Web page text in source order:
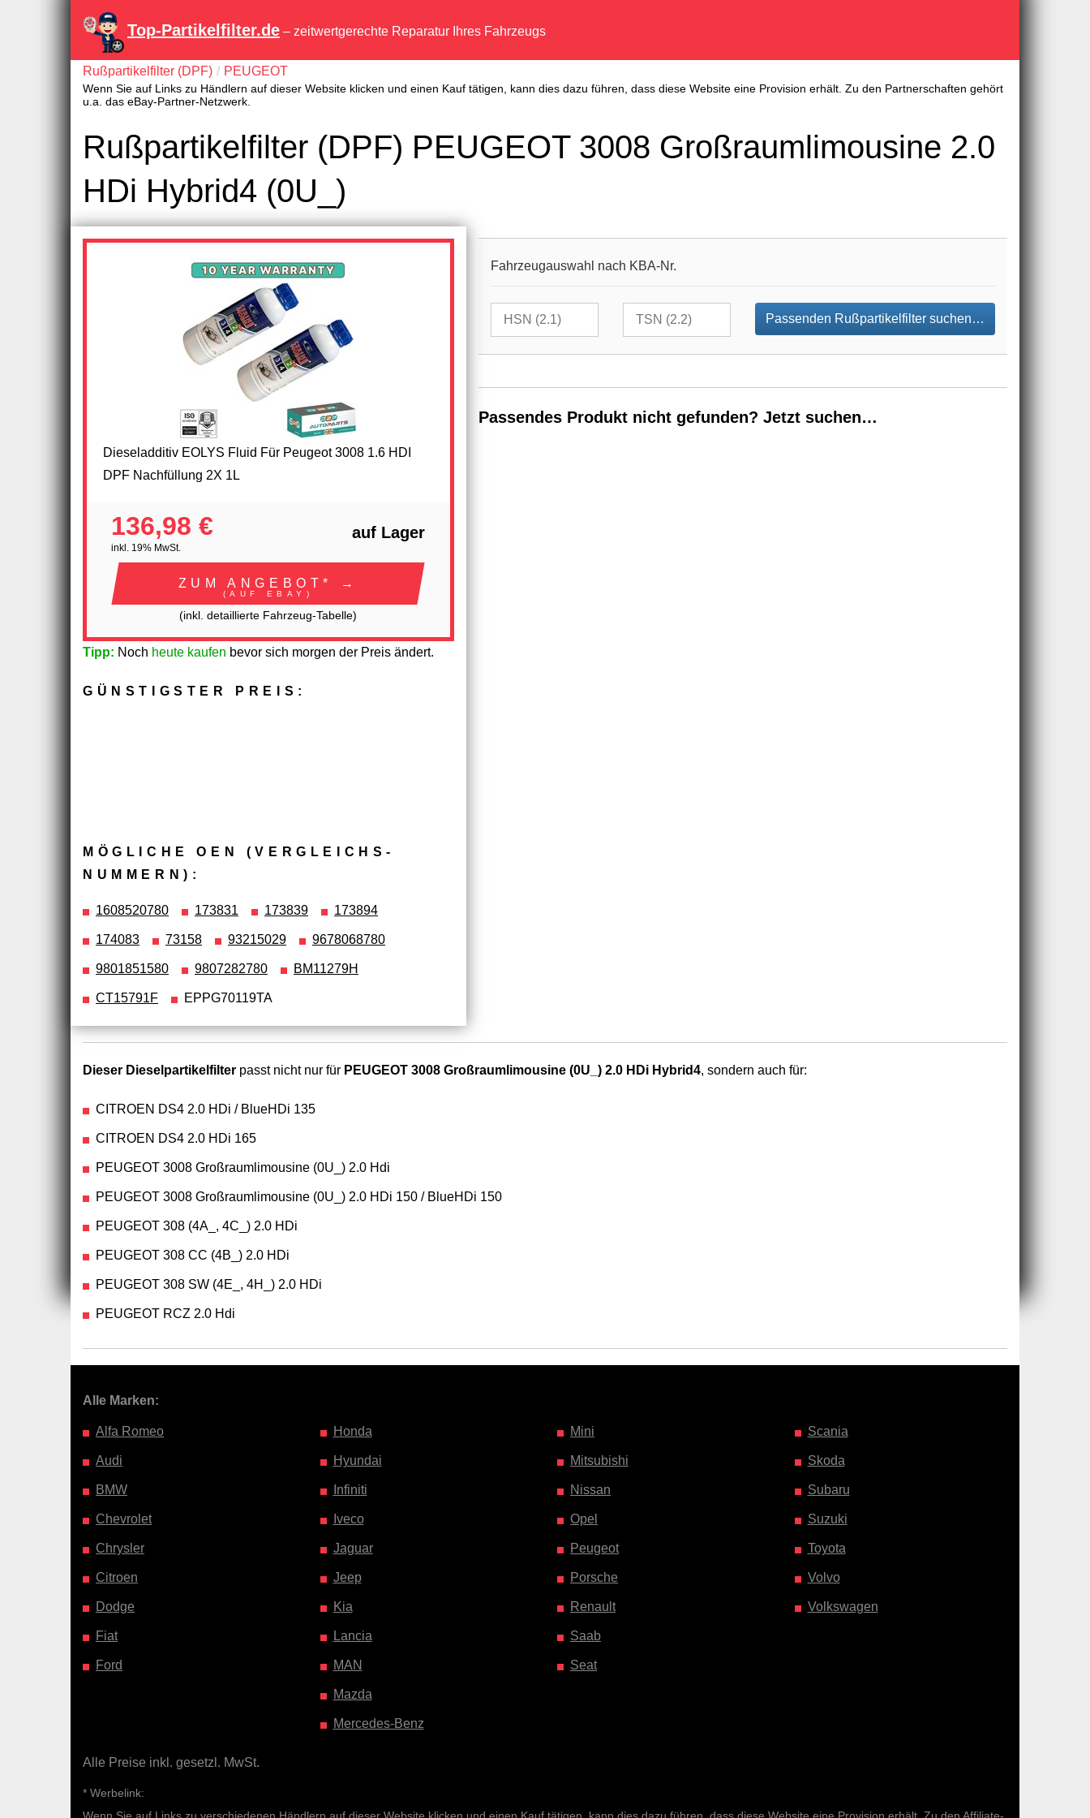
Top-Partikelfilter.de – zeitwertgerechte Reparatur Ihres Fahrzeugs
Rußpartikelfilter (DPF) PEUGEOT
Wenn Sie auf Links zu Händlern auf dieser Website klicken und einen Kauf tätigen, kann dies dazu führen, dass diese Website eine Provision erhält. Zu den Partnerschaften gehört
u.a. das eBay-Partner-Netzwerk.
Rußpartikelfilter (DPF) PEUGEOT 3008 Großraumlimousine 2.0
HDi Hybrid4 (0U_)
Dieseladditiv EOLYS Fluid Für Peugeot 3008 1.6 HDI
DPF Nachfüllung 2X 1L
136,98 €
inkl. 19% MwSt.
auf Lager
ZUM ANGEBOT* →
(AUF EBAY)
(inkl. detaillierte Fahrzeug-Tabelle)
Tipp: Noch heute kaufen bevor sich morgen der Preis ändert.
GÜNSTIGSTER PREIS:
MÖGLICHE OEN (VERGLEICHS­
NUMMERN):
1608520780 173831 173839 173894
174083 73158 93215029 9678068780
9801851580 9807282780 BM11279H
CT15791F EPPG70119TA
Fahrzeugauswahl nach KBA-Nr.
Passenden Rußpartikelfilter suchen…
Passendes Produkt nicht gefunden? Jetzt suchen…
Dieser Dieselpartikelfilter passt nicht nur für PEUGEOT 3008 Großraumlimousine (0U_) 2.0 HDi Hybrid4, sondern auch für:
CITROEN DS4 2.0 HDi / BlueHDi 135
CITROEN DS4 2.0 HDi 165
PEUGEOT 3008 Großraumlimousine (0U_) 2.0 Hdi
PEUGEOT 3008 Großraumlimousine (0U_) 2.0 HDi 150 / BlueHDi 150
PEUGEOT 308 (4A_, 4C_) 2.0 HDi
PEUGEOT 308 CC (4B_) 2.0 HDi
PEUGEOT 308 SW (4E_, 4H_) 2.0 HDi
PEUGEOT RCZ 2.0 Hdi
Alle Marken:
Alfa Romeo
Audi
BMW
Chevrolet
Chrysler
Citroen
Dodge
Fiat
Ford
Honda
Hyundai
Infiniti
Iveco
Jaguar
Jeep
Kia
Lancia
MAN
Mazda
Mercedes-Benz
Mini
Mitsubishi
Nissan
Opel
Peugeot
Porsche
Renault
Saab
Seat
Scania
Skoda
Subaru
Suzuki
Toyota
Volvo
Volkswagen
Alle Preise inkl. gesetzl. MwSt.
* Werbelink: